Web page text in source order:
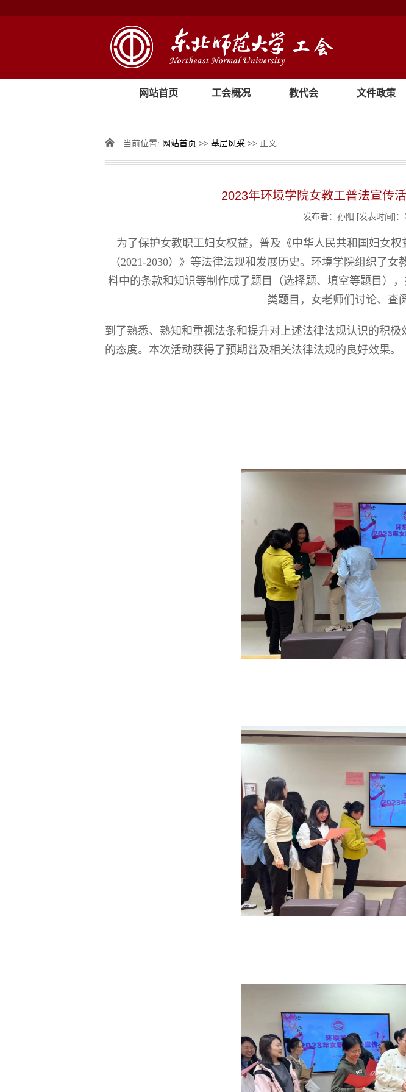
网站首页 工会概况 教代会 文件政策
当前位置: 网站首页 >> 基层风采 >> 正文
2023年环境学院女教工普法宣传
发布者：孙阳 [发表时间]
为了保护女教职工妇女权益，普及《中华人民共和国妇女
（2021-2030）》等法律法规和发展历史。环境学院组织了女
料中的条款和知识等制作成了题目（选择题、填空等题目）
类题目，女老师们讨论、查
到了熟悉、熟知和重视法条和提升对上述法律法规认识的积
的态度。本次活动获得了预期普及相关法律法规的良好效果。